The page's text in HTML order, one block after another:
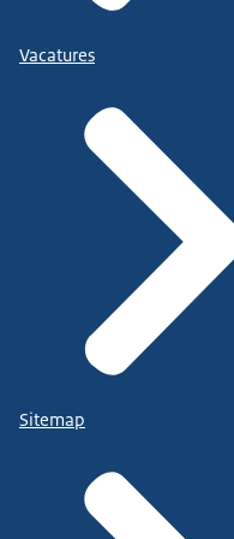
Vacatures
Sitemap